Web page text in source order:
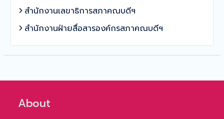
สำนักงานเลขาธิการสภาคณบดีฯ
สำนักงานฝ่ายสื่อสารองค์กรสภาคณบดีฯ
About